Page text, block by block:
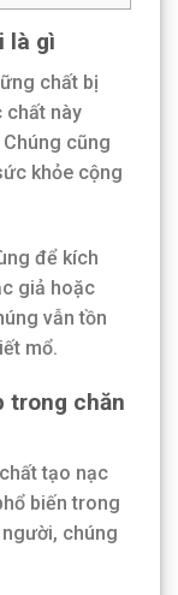
là gì
chất bị
chất này
cũng
khỏe cộng
để kích
giả hoặc
vẫn tồn
mổ.
trong chăn
tạo nạc
biến trong
chúng